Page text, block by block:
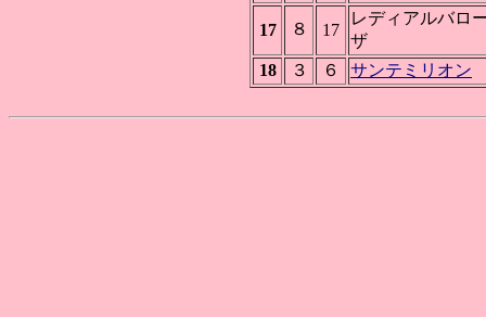
17 ８ 17
レディアルバロ
ザ
18
３ ６ サンテミリオン